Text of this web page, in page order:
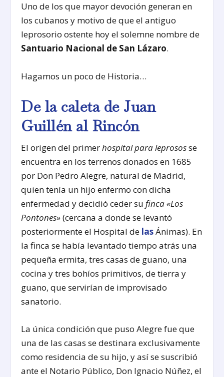
Uno de los que mayor devoción generan en
los cubanos y motivo de que el antiguo
leprosorio ostente hoy el solemne nombre de
Santuario Nacional de San Lázaro.
Hagamos un poco de Historia…
De la caleta de Juan
Guillén al Rincón
El origen del primerhospital para leprososse
encuentra en los terrenos donados en 1685
por Don Pedro Alegre, natural de Madrid,
quien tenía un hijo enfermo con dicha
enfermedad y decidió ceder sufinca «Los
Pontones»(cercana a donde se levantó
posteriormente el Hospital de lasÁnimas). En
la finca se había levantado tiempo atrás una
pequeña ermita, tres casas de guano, una
cocina y tres bohíos primitivos, de tierra y
guano, que servirían de improvisado
sanatorio.
La única condición que puso Alegre fue que
una de las casas se destinara exclusivamente
como residencia de su hijo, y así se suscribió
ante el Notario Público, Don Ignacio Núñez, el